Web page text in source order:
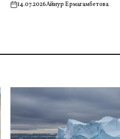
on14.07.2026Айнур Ермагамбетова